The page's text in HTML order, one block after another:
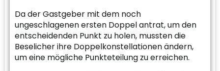
Da der Gastgeber mit dem noch
ungeschlagenen ersten Doppel antrat, um den
entscheidenden Punkt zu holen, mussten die
Beselicher ihre Doppelkonstellationen ändern,
um eine mögliche Punkteteilung zu erreichen.